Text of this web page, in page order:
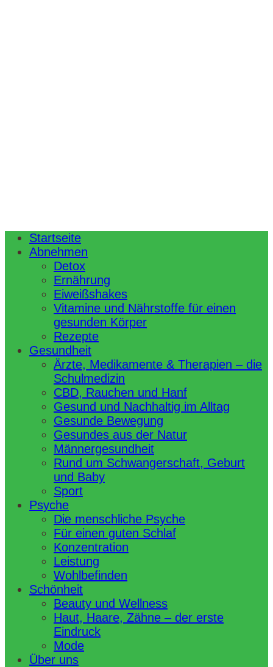
Startseite
Abnehmen
Detox
Ernährung
Eiweißshakes
Vitamine und Nährstoffe für einen
gesunden Körper
Rezepte
Gesundheit
Ärzte, Medikamente & Therapien – die
Schulmedizin
CBD, Rauchen und Hanf
Gesund und Nachhaltig im Alltag
Gesunde Bewegung
Gesundes aus der Natur
Männergesundheit
Rund um Schwangerschaft, Geburt
und Baby
Sport
Psyche
Die menschliche Psyche
Für einen guten Schlaf
Konzentration
Leistung
Wohlbefinden
Schönheit
Beauty und Wellness
Haut, Haare, Zähne – der erste
Eindruck
Mode
Über uns